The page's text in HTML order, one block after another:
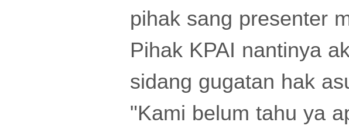
pihak sang presenter
Pihak KPAI nantinya
sidang gugatan hak
"Kami belum tahu ya